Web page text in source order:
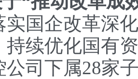
企改革深化
持续优化国有
公司下属28家